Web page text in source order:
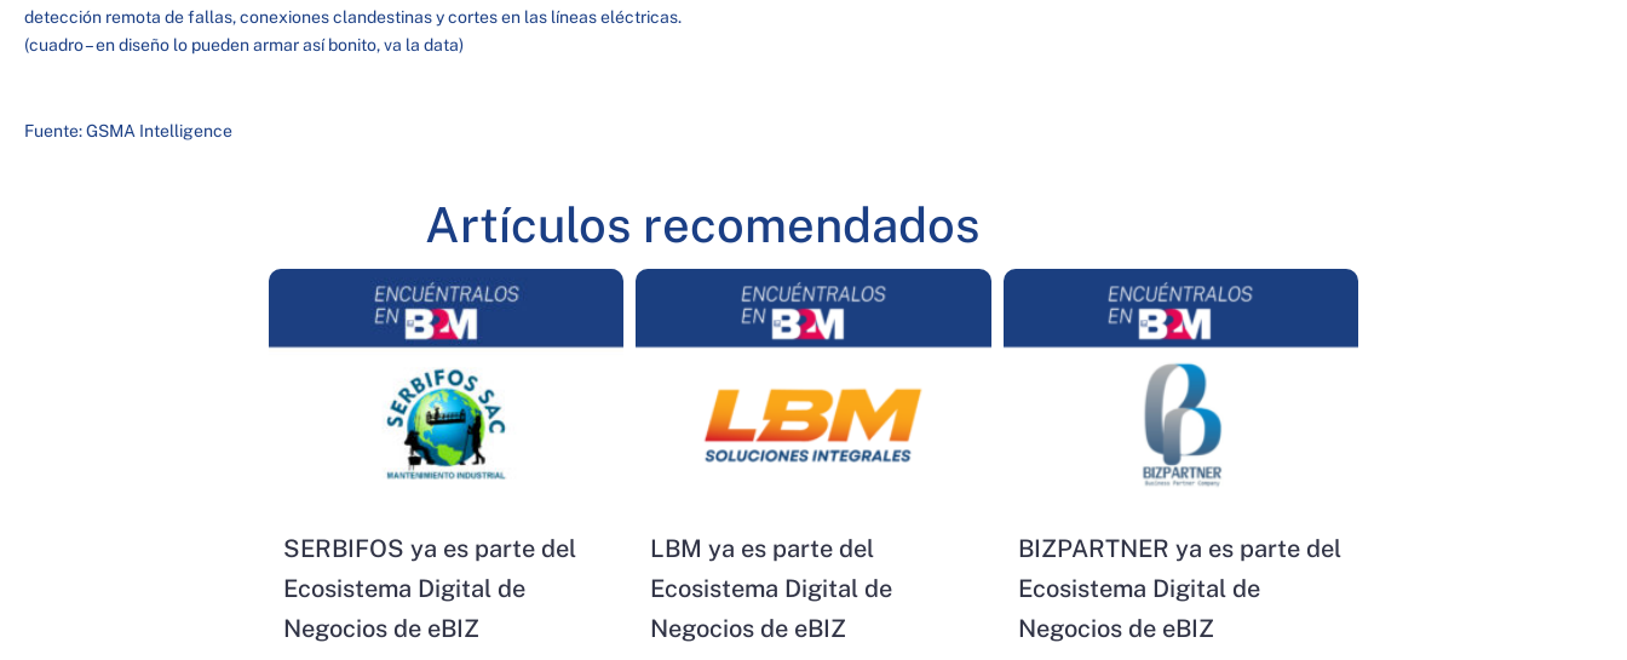
detección remota de fallas, conexiones clandestinas y cortes en las líneas eléctricas.
(cuadro – en diseño lo pueden armar así bonito, va la data)
Fuente: GSMA Intelligence
Artículos recomendados
SERBIFOS ya es parte del
Ecosistema Digital de
Negocios de eBIZ
LBM ya es parte del
Ecosistema Digital de
Negocios de eBIZ
BIZPARTNER ya es parte del
Ecosistema Digital de
Negocios de eBIZ